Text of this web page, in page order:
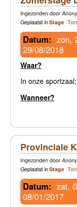
Ingezonden door
Geplaatst inStage
Datum: zon,
29/08/2018
Waar?
In onze
Wanneer?
Provinciale
Ingezonden door
Geplaatst inStage
Datum: zat,
08/01/2017